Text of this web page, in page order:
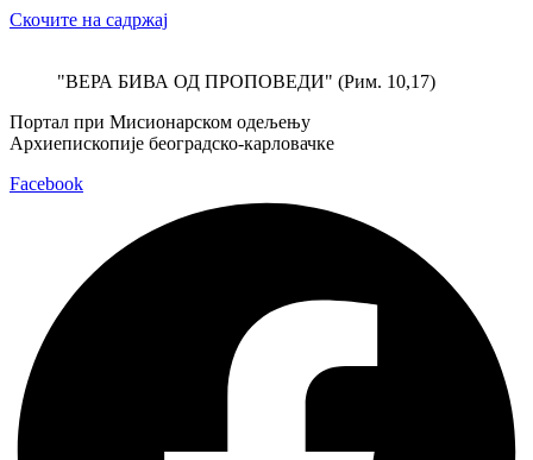
Скочите на садржај
"ВЕРА БИВА ОД ПРОПОВЕДИ" (Рим. 10,17)
Портал при Мисионарском одељењу
Архиепископије београдско-карловачке
Facebook